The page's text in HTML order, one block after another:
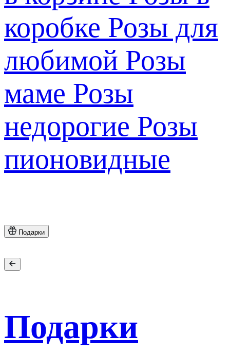
коробке Розы для
любимой Розы
маме Розы
недорогие Розы
пионовидные
Подарки
Подарки